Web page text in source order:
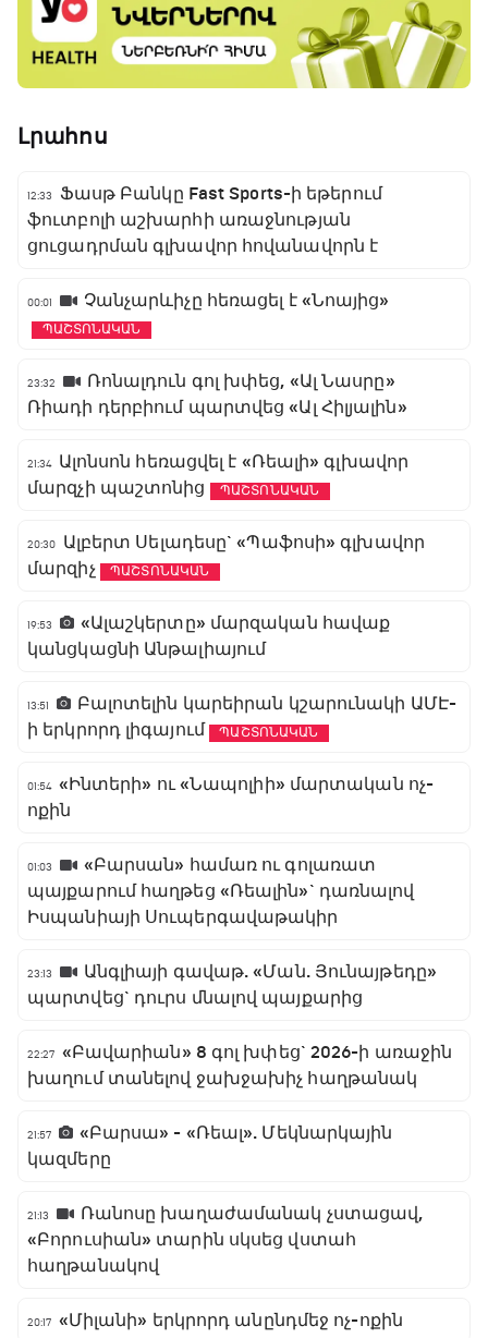
Լրահոս
12:33
Ֆասթ Բանկը Fast Sports-ի եթերում
ֆուտբոլի աշխարհի առաջնության
ցուցադրման գլխավոր հովանավորն է
00:01 Չանչարևիչը հեռացել է «Նոայից»
ՊԱՇՏՈՆԱԿԱՆ
23:32
Ռոնալդուն գոլ խփեց, «Ալ Նասրը»
Ռիադի դերբիում պարտվեց «Ալ Հիլյալին»
21:34 Ալոնսոն հեռացվել է «Ռեալի» գլխավոր
մարզչի պաշտոնից
ՊԱՇՏՈՆԱԿԱՆ
20:30
Ալբերտ Սելադեսը` «Պաֆոսի» գլխավոր
մարզիչ
ՊԱՇՏՈՆԱԿԱՆ
19:53
«Ալաշկերտը» մարզական հավաք
կանցկացնի Անթալիայում
13:51
Բալոտելին կարեիրան կշարունակի ԱՄԷ-
ի երկրորդ լիգայում
ՊԱՇՏՈՆԱԿԱՆ
01:54 «Ինտերի» ու «Նապոլիի» մարտական ոչ-
ոքին
01:03
«Բարսան» համառ ու գոլառատ
պայքարում հաղթեց «Ռեալին»` դառնալով
Իսպանիայի Սուպերգավաթակիր
23:13
Անգլիայի գավաթ. «Ման. Յունայթեդը»
պարտվեց` դուրս մնալով պայքարից
22:27 «Բավարիան» 8 գոլ խփեց` 2026-ի առաջին
խաղում տանելով ջախջախիչ հաղթանակ
21:57
«Բարսա» - «Ռեալ». Մեկնարկային
կազմերը
21:13
Ռանոսը խաղաժամանակ չստացավ,
«Բորուսիան» տարին սկսեց վստահ
հաղթանակով
20:17 «Միլանի» երկրորդ անընդմեջ ոչ-ոքին